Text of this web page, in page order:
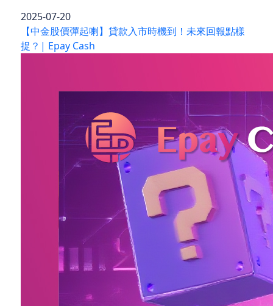
2025-07-20
【中金股價彈起喇】貸款入市時機到！未來回報點樣
捉？| Epay Cash